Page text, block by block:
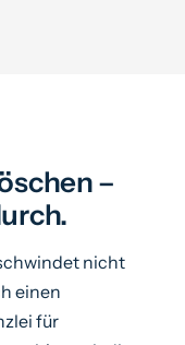
–
nicht
einen
für